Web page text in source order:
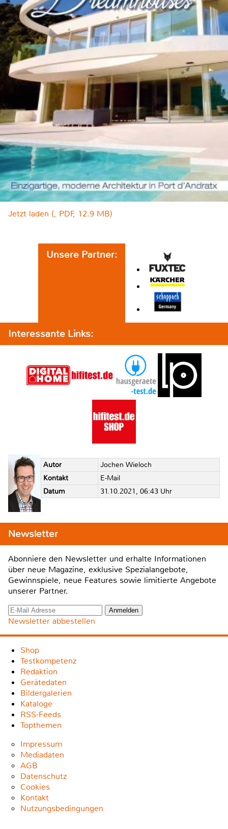
Jetzt laden (, PDF, 12.9 MB)
Unsere Partner:
Interessante Links:
Autor
Jochen Wieloch
Kontakt
E-Mail
Datum
31.10.2021, 06:43 Uhr
Newsletter
Abonniere den Newsletter und erhalte Informationen
über neue Magazine, exklusive Spezialangebote,
Gewinnspiele, neue Features sowie limitierte Angebote
unserer Partner.
Newsletter abbestellen
Shop
Testkompetenz
Redaktion
Gerätedaten
Bildergalerien
Kataloge
RSS-Feeds
Topthemen
Impressum
Mediadaten
AGB
Datenschutz
Cookies
Kontakt
Nutzungsbedingungen